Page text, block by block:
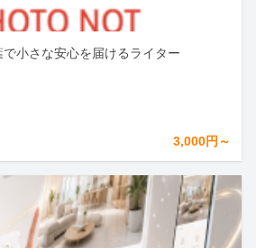
小さな安心を届けるライター
3,000円～